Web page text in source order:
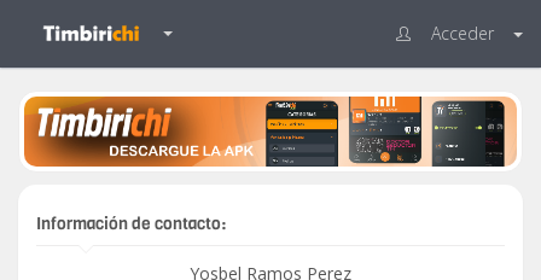
Acceder
Información de contacto:
Yosbel Ramos Perez